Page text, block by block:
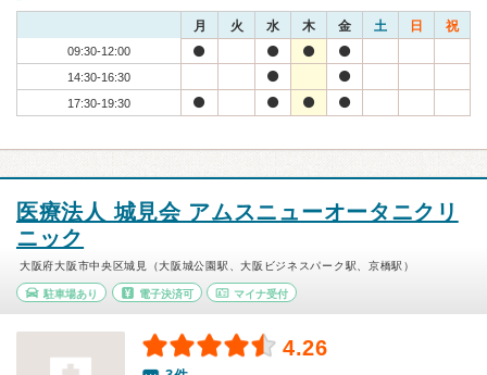
月 火 水 木 金 土 日 祝
09:30-12:00
14:30-16:30
17:30-19:30
医療法人 城見会 アムスニューオータニクリ
ニック
大阪府大阪市中央区城見（大阪城公園駅、大阪ビジネスパーク駅、京橋駅）
駐車場あり 電子決済可 マイナ受付
4.26